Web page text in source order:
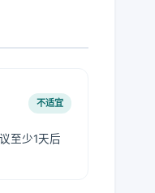
不适宜
至少1天后